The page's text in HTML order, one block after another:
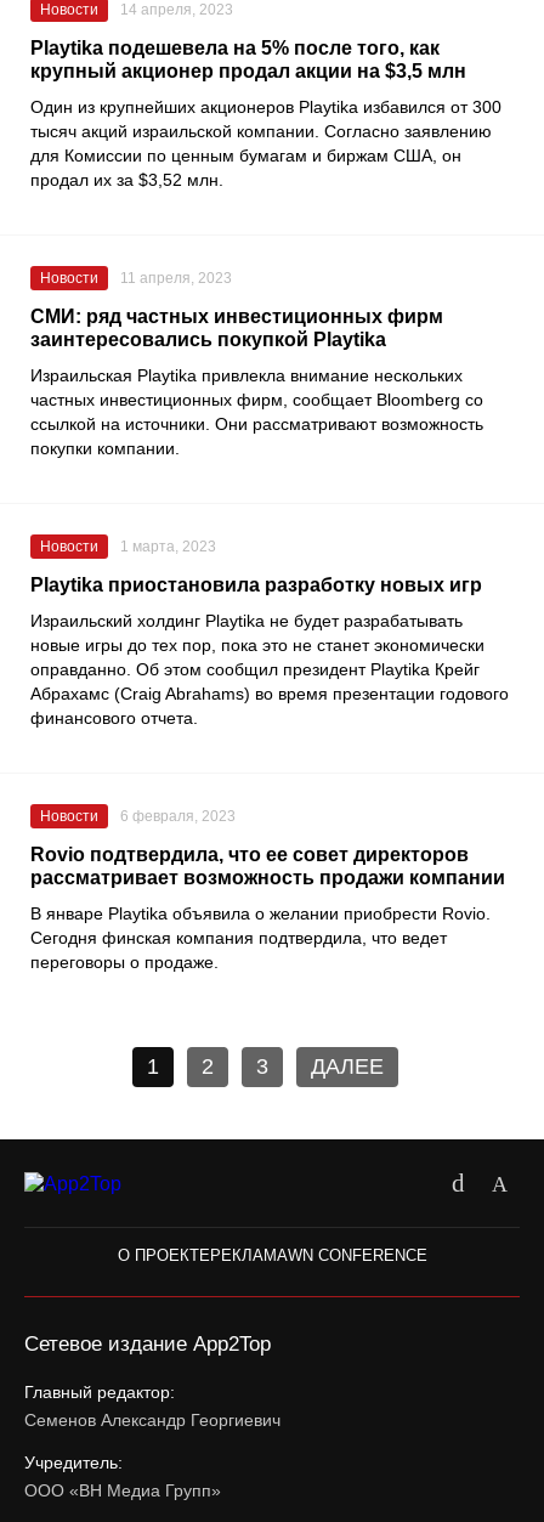
Новости 14 апреля, 2023
Playtika подешевела на 5% после того, как
крупный акционер продал акции на $3,5 млн
Один из крупнейших акционеров Playtika избавился от 300
тысяч акций израильской компании. Согласно заявлению
для Комиссии по ценным бумагам и биржам США , он
продал их за $3,52 млн.
Новости 11 апреля, 2023
СМИ: ряд частных инвестиционных фирм
заинтересовались покупкой Playtika
Израильская Playtika привлекла внимание нескольких
частных инвестиционных фирм, сообщает Bloomberg со
ссылкой на источники. Они рассматривают возможность
покупки компании.
Новости 1 марта, 2023
Playtika приостановила разработку новых игр
Израильский холдинг Playtika не будет разрабатывать
новые игры до тех пор, пока это не станет экономически
оправданно. Об этом сообщил президент Playtika Крейг
Абрахамс (Craig Abrahams) во время презентации годового
финансового отчета.
Новости 6 февраля, 2023
Rovio подтвердила, что ее совет директоров
рассматривает возможность продажи компании
В январе Playtika объявила о желании приобрести Rovio
Сегодня финская компания подтвердила, что ведет
переговоры о продаже.
1 2 3 ДАЛЕЕ
О ПРОЕКТЕРЕКЛАМАWN CONFERENCE
Сетевое издание App2Top
Главный редактор:
Семенов Александр Георгиевич
Учредитель:
ООО «ВН Медиа Групп»